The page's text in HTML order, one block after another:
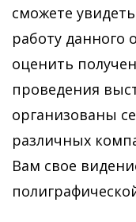
сможете
работу данного
оценить
проведения
организованы
различных
Вам свое